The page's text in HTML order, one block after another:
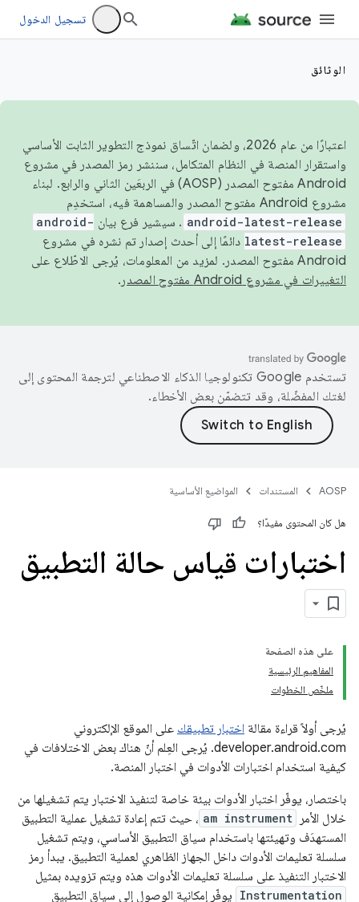
تسجيل الدخول
الوثائق
اعتبارًا من عام 2026، ولضمان اتّساق نموذج التطوير الثابت الأساسي
واستقرار المنصة في النظام المتكامل، سننشر رمز المصدر في مشروع
Android مفتوح المصدر (AOSP) في الربعَين الثاني والرابع. لبناء
مشروع Android مفتوح المصدر والمساهمة فيه، استخدِم
android-latest-release . سيشير فرع بيان android-
latest-release دائمًا إلى أحدث إصدار تم نشره في مشروع
Android مفتوح المصدر. لمزيد من المعلومات، يُرجى الاطّلاع على
التغييرات في مشروع Android مفتوح المصدر
.
تستخدم Google تكنولوجيا الذكاء الاصطناعي لترجمة المحتوى إلى
لغتك المفضّلة، وقد تتضمّن بعض الأخطاء.
AOSP المستندات المواضيع الأساسية
هل كان المحتوى مفيدًا؟
اختبارات قياس حالة التطبيق
على هذه الصفحة
المفاهيم الرئيسية
ملخّص الخطوات
يُرجى أولاً قراءة مقالة اختبار تطبيقك على الموقع الإلكتروني
developer.android.com. يُرجى العِلم أنّ هناك بعض الاختلافات في
كيفية استخدام اختبارات الأدوات في اختبار المنصة.
باختصار، يوفّر اختبار الأدوات بيئة خاصة لتنفيذ الاختبار يتم تشغيلها من
خلال الأمر
am instrument ، حيث تتم إعادة تشغيل عملية التطبيق
المستهدَف وتهيئتها باستخدام سياق التطبيق الأساسي، ويتم تشغيل
سلسلة تعليمات الأدوات داخل الجهاز الظاهري لعملية التطبيق. يبدأ رمز
الاختبار التنفيذ على سلسلة تعليمات الأدوات هذه ويتم تزويده بمثيل
Instrumentation يوفّر إمكانية الوصول إلى سياق التطبيق